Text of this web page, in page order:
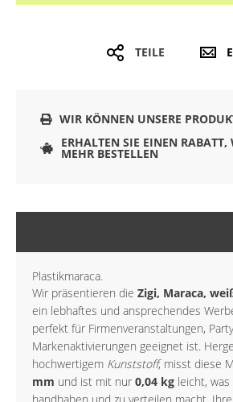
TEILE
WIR KÖNNEN UNSERE
ERHALTEN SIE EINEN RABATT,
MEHR BESTELLEN
Plastikmaraca.
Wir präsentieren die Zigi, Maraca,
ein lebhaftes und ansprechendes
perfekt für Firmenveranstaltungen,
Markenaktivierungen geeignet ist.
hochwertigem Kunststoff, misst diese
mm und ist mit nur 0,04 kg leicht,